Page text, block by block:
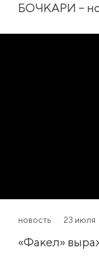
БОЧКАРИ –
новость 23 июля
«Факел»